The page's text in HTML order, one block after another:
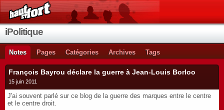
iPolitique
Notes Pages Catégories Archives Tags
François Bayrou déclare la guerre à Jean-Louis Borloo
15 juin 2011
J'ai souvent parlé sur ce blog de la guerre des marques entre le centre
et le centre droit.